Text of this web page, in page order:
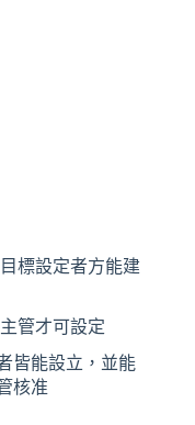
標設定者方能建
管才可設定
皆能設立，並能
核准